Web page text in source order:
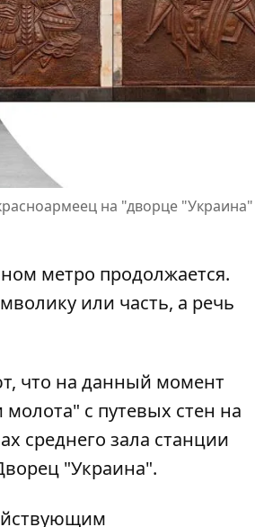
на "дворце "Украина"
метро продолжается.
или часть, а речь
что на данный момент
с путевых стен на
среднего зала станции
"Украина".